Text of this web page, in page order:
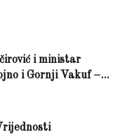
i ministar
i Gornji Vakuf –...